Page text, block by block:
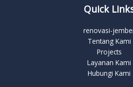
Quick
renovasi-
Tentang Kami
Projects
Layanan Kami
Hubungi Kami